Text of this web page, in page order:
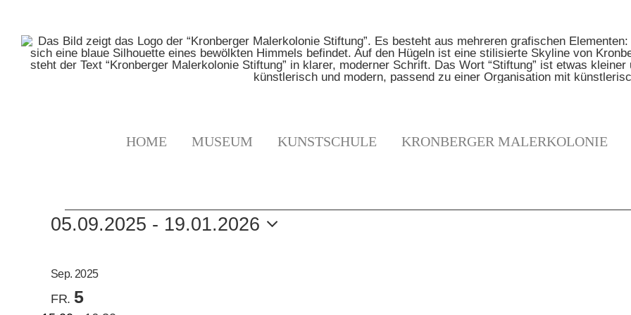
springen
HOME MUSEUM KUNSTSCHULE KRONBERGER MALERKOLONIE
VERANSTALTUNGEN
05.09.2025 - 19.01.2026
auswählen.
Sep. 2025
FR. 5